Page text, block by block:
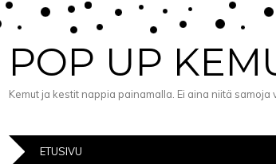
POP UP
Kemut ja kestit nappia painamalla. Ei aina niitä samoja
ETUSIVU